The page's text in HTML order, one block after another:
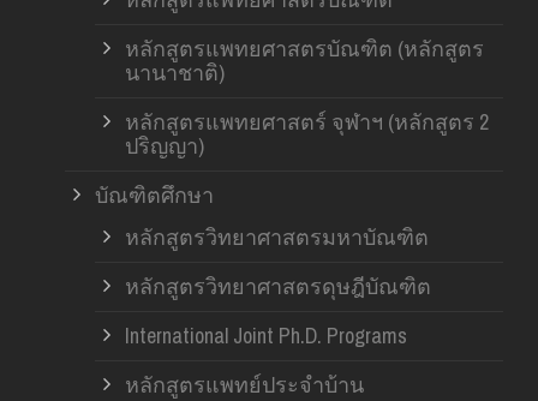
หลักสูตรแพทยศาสตรบัณฑิต (หลักสูตร
นานาชาติ)
หลักสูตรแพทยศาสตร์ จุฬาฯ (หลักสูตร 2
ปริญญา)
บัณฑิตศึกษา
หลักสูตรวิทยาศาสตรมหาบัณฑิต
หลักสูตรวิทยาศาสตรดุษฎีบัณฑิต
International Joint Ph.D. Programs
หลักสูตรแพทย์ประจำบ้าน